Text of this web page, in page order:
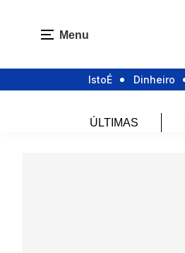
Menu
IstoÉ Dinheiro
ÚLTIMAS